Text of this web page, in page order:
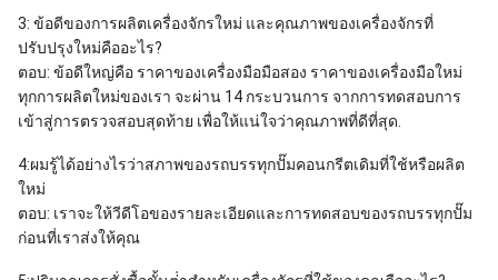
3: ข้อดีของการผลิตเครื่องจักรใหม่ และคุณภาพของเครื่องจักรที่
ปรับปรุงใหม่คืออะไร?
ตอบ: ข้อดีใหญ่คือ ราคาของเครื่องมือมือสอง ราคาของเครื่องมือใหม่
ทุกการผลิตใหม่ของเรา จะผ่าน 14 กระบวนการ จากการทดสอบการ
เข้าสู่การตรวจสอบสุดท้าย เพื่อให้แน่ใจว่าคุณภาพที่ดีที่สุด.
4:ผมรู้ได้อย่างไรว่าสภาพของรถบรรทุกปั๊มคอนกรีตเดิมที่ใช้หรือผลิต
ใหม่
ตอบ: เราจะให้วีดีโอของรายละเอียดและการทดสอบของรถบรรทุกปั๊ม
ก่อนที่เราส่งให้คุณ